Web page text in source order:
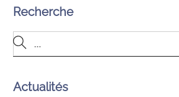
Recherche
Actualités